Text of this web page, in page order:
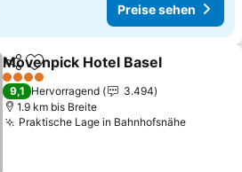
Preise sehen
TeilenZu Favoriten hinzufügen
Movenpick Hotel Basel
4 Sterne
9,1 Hervorragend
3.494
1.9 km bis Breite
Praktische Lage in Bahnhofsnähe